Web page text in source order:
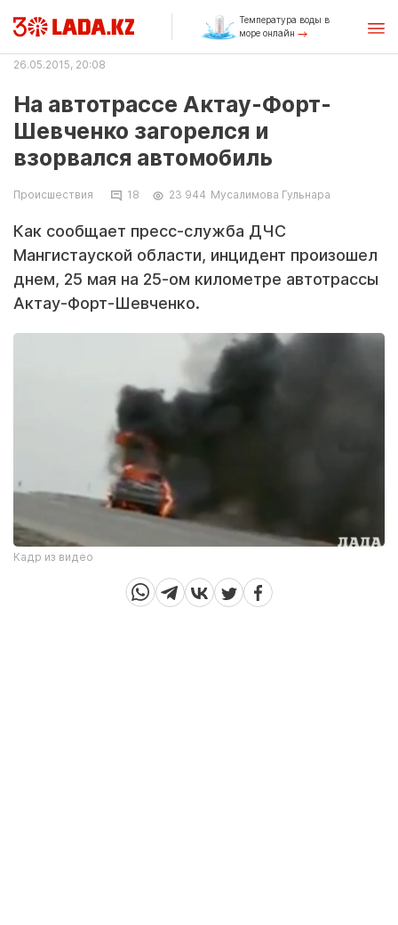
Температура воды в
море онлайн
26.05.2015, 20:08
На автотрассе Актау-Форт-
Шевченко загорелся и
взорвался автомобиль
Происшествия 18 23 944 Мусалимова Гульнара
Как сообщает пресс-служба ДЧС
Мангистауской области, инцидент произошел
днем, 25 мая на 25-ом километре автотрассы
Актау-Форт-Шевченко.
Кадр из видео